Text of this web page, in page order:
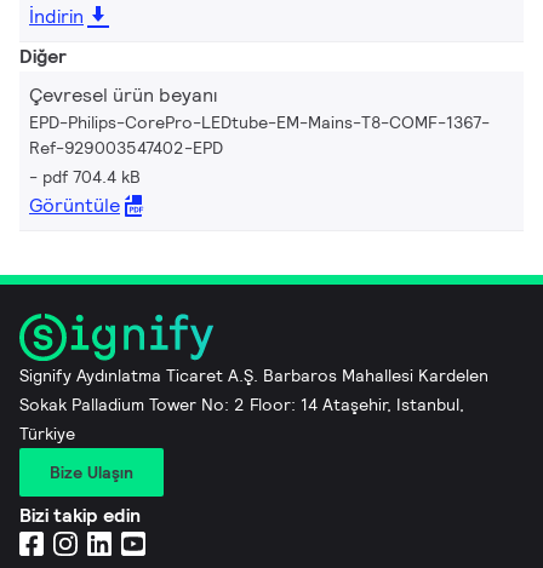
İndirin
Diğer
Çevresel ürün beyanı
EPD-Philips-CorePro-LEDtube-EM-Mains-T8-COMF-1367-
Ref-929003547402-EPD
pdf 704.4 kB
Görüntüle
Signify Aydınlatma Ticaret A.Ş. Barbaros Mahallesi Kardelen
Sokak Palladium Tower No: 2 Floor: 14 Ataşehir, Istanbul,
Türkiye
Bize Ulaşın
Bizi takip edin